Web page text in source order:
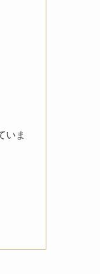
いま